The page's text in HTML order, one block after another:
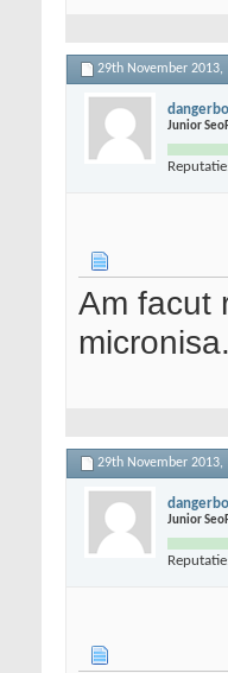
29th November 2013,
Junior
Am facut
29th November 2013,
Junior